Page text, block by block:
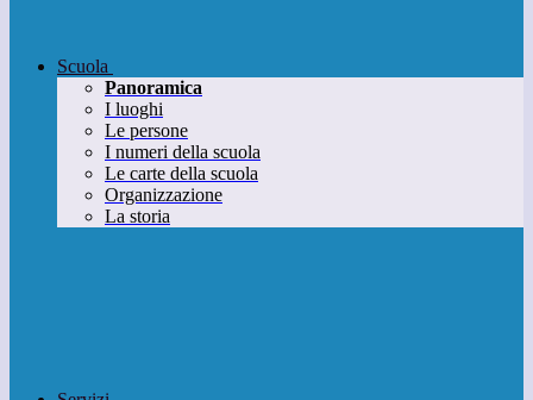
Scuola
Panoramica
I luoghi
Le persone
I numeri della scuola
Le carte della scuola
Organizzazione
La storia